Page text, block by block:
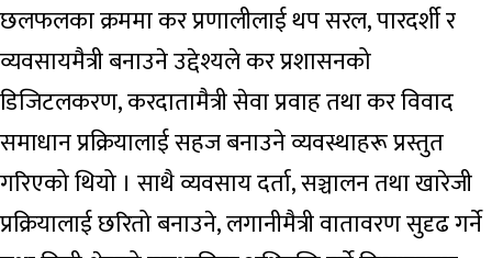
छलफलका क्रममा कर प्रणालीलाई थप सरल, पारदर्शी र
व्यवसायमैत्री बनाउने उद्देश्यले कर प्रशासनको
डिजिटलकरण, करदातामैत्री सेवा प्रवाह तथा कर विवाद
समाधान प्रक्रियालाई सहज बनाउने व्यवस्थाहरू प्रस्तुत
गरिएको थियो । साथै व्यवसाय दर्ता, सञ्चालन तथा खारेजी
प्रक्रियालाई छरितो बनाउने, लगानीमैत्री वातावरण सुदृढ गर्ने